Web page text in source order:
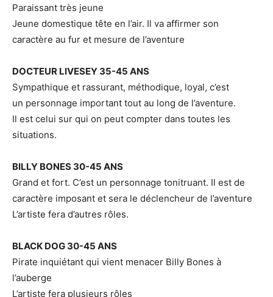
Paraissant très jeune
Jeune domestique tête en l’air. Il va affirmer son
caractère au fur et mesure de l’aventure
DOCTEUR LIVESEY 35-45 ANS
Sympathique et rassurant, méthodique, loyal, c’est
un personnage important tout au long de l’aventure.
Il est celui sur qui on peut compter dans toutes les
situations.
BILLY BONES 30-45 ANS
Grand et fort. C’est un personnage tonitruant. Il est de
caractère imposant et sera le déclencheur de l’aventure
L’artiste fera d’autres rôles.
BLACK DOG 30-45 ANS
Pirate inquiétant qui vient menacer Billy Bones à
l’auberge
L’artiste fera plusieurs rôles